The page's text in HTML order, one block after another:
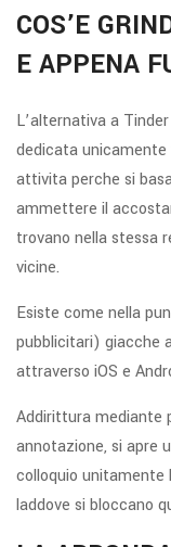
COS’E
E APPENA
L’alternativa a
dedicata unicamente
attivita perche si
ammettere il
trovano nella stessa
vicine.
Esiste come nella
pubblicitari) giacche
attraverso iOS e
Addirittura mediante
annotazione, si apre
colloquio unitamente
laddove si bloccano